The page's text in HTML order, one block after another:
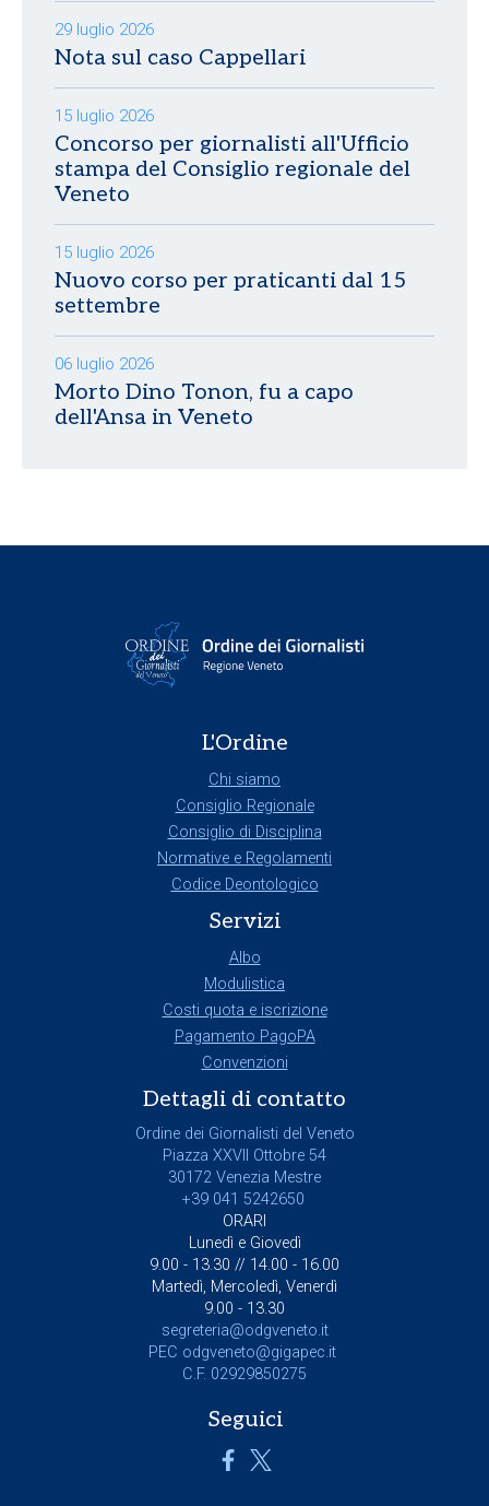
29 luglio 2026
Nota sul caso Cappellari
15 luglio 2026
Concorso per giornalisti all'Ufficio
stampa del Consiglio regionale del
Veneto
15 luglio 2026
Nuovo corso per praticanti dal 15
settembre
06 luglio 2026
Morto Dino Tonon, fu a capo
dell'Ansa in Veneto
L'Ordine
Chi siamo
Consiglio Regionale
Consiglio di Disciplina
Normative e Regolamenti
Codice Deontologico
Servizi
Albo
Modulistica
Costi quota e iscrizione
Pagamento PagoPA
Convenzioni
Dettagli di contatto
Ordine dei Giornalisti del Veneto
Piazza XXVII Ottobre 54
30172 Venezia Mestre
+39 041 5242650
ORARI
Lunedì e Giovedì
9.00 - 13.30 // 14.00 - 16.00
Martedì, Mercoledì, Venerdì
9.00 - 13.30
segreteria@odgveneto.it
PEC odgveneto@gigapec.it
C.F. 02929850275
Seguici